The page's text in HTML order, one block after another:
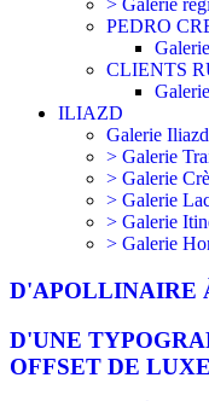
> Galerie
PEDRO
CLIENTS
ILIAZD
Galerie
> Galerie
> Galerie
> Galerie
> Galerie
> Galerie
D'APOLLINAIRE
D'UNE
OFFSET DE LUXE